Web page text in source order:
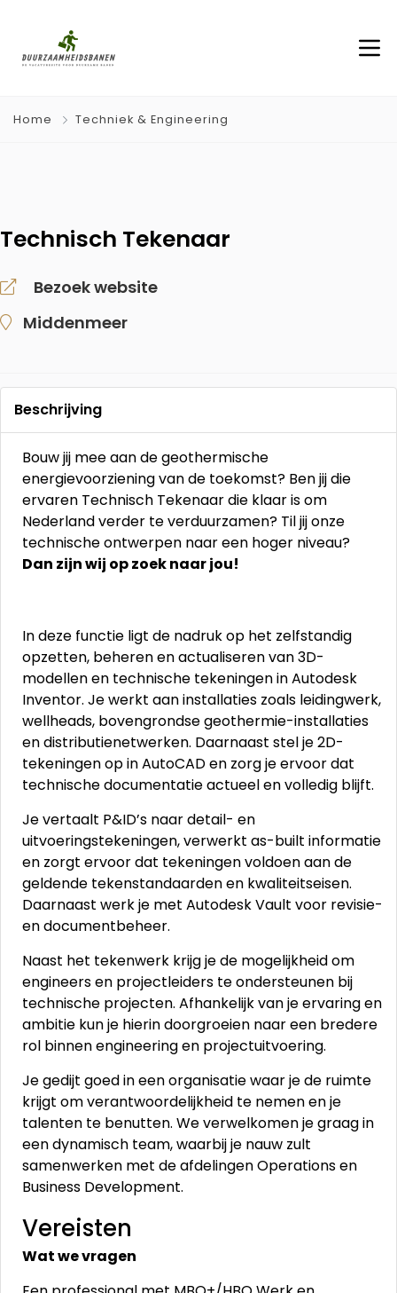
Home Techniek & Engineering
Technisch Tekenaar
Bezoek website
Middenmeer
Beschrijving
Bouw jij mee aan de geothermische
energievoorziening van de toekomst? Ben jij die
ervaren Technisch Tekenaar die klaar is om
Nederland verder te verduurzamen? Til jij onze
technische ontwerpen naar een hoger niveau?
Dan zijn wij op zoek naar jou!
In deze functie ligt de nadruk op het zelfstandig
opzetten, beheren en actualiseren van 3D-
modellen en technische tekeningen in Autodesk
Inventor. Je werkt aan installaties zoals leidingwerk,
wellheads, bovengrondse geothermie-installaties
en distributienetwerken. Daarnaast stel je 2D-
tekeningen op in AutoCAD en zorg je ervoor dat
technische documentatie actueel en volledig blijft.
Je vertaalt P&ID’s naar detail- en
uitvoeringstekeningen, verwerkt as-built informatie
en zorgt ervoor dat tekeningen voldoen aan de
geldende tekenstandaarden en kwaliteitseisen.
Daarnaast werk je met Autodesk Vault voor revisie-
en documentbeheer.
Naast het tekenwerk krijg je de mogelijkheid om
engineers en projectleiders te ondersteunen bij
technische projecten. Afhankelijk van je ervaring en
ambitie kun je hierin doorgroeien naar een bredere
rol binnen engineering en projectuitvoering.
Je gedijt goed in een organisatie waar je de ruimte
krijgt om verantwoordelijkheid te nemen en je
talenten te benutten. We verwelkomen je graag in
een dynamisch team, waarbij je nauw zult
samenwerken met de afdelingen Operations en
Business Development.
Vereisten
Wat we vragen